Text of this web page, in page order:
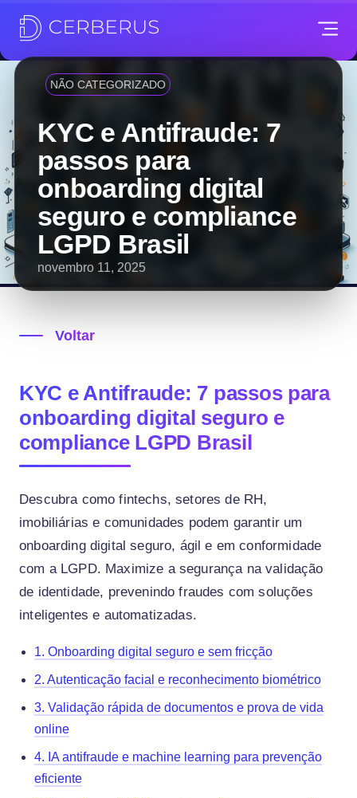
NÃO CATEGORIZADO
KYC e Antifraude: 7
passos para
onboarding digital
seguro e compliance
LGPD Brasil
novembro 11, 2025
Voltar
KYC e Antifraude: 7 passos para
onboarding digital seguro e
compliance LGPD Brasil
Descubra como fintechs, setores de RH,
imobiliárias e comunidades podem garantir um
onboarding digital seguro, ágil e em conformidade
com a LGPD. Maximize a segurança na validação
de identidade, prevenindo fraudes com soluções
inteligentes e automatizadas.
1. Onboarding digital seguro e sem fricção
2. Autenticação facial e reconhecimento biométrico
3. Validação rápida de documentos e prova de vida
online
4. IA antifraude e machine learning para prevenção
eficiente